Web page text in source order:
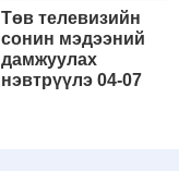
Төв телевизийн
сонин мэдээний
дамжуулах
нэвтрүүлэ 04-07